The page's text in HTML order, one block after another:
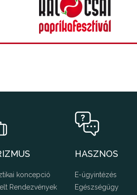
koncepció
Rendezvények
HASZNOS
E-ügyintézés
Egészségügy